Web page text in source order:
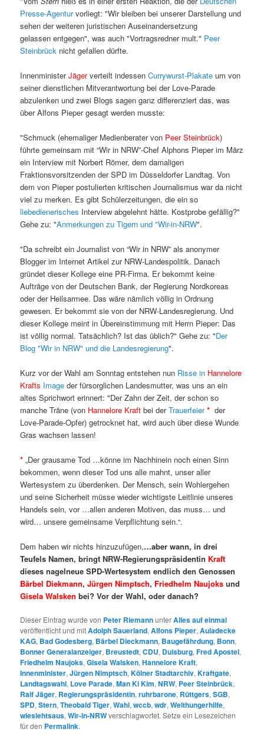
Presse-Agenturvorliegt: "Wir bleiben bei unserer Darstellung und
sehen der weiteren juristischen Auseinandersetzung
gelassen entgegen", was auch "Vortragsredner mult." Peer
Steinbrück nicht gefallen dürfte.
InnenministerJägerverteilt indessenCurrywurst-Plakateum von
seiner dienstlichen Mitverantwortung bei der Love-Parade
abzulenken und zwei Blogs sagen ganz differenziert das, was
über Alfons Pieper gesagt werden musste:
"Schmuck (ehemaliger Medienberater von Peer Steinbrück)
führte gemeinsam mit “Wir in NRW”-Chef Alphons Pieper im März
ein Interview mit Norbert Römer, dem damaligen
Fraktionsvorsitzenden der SPD im Düsseldorfer Landtag. Von
dem von Pieper postulierten kritischen Journalismus war da nicht
viel zu merken. Es gibt Schülerzeitungen, die ein so
liebedienerisches Interview abgelehnt hätte. Kostprobe gefällig?"
Gehe zu: "Anmerkungen zu Tigern und "Wir-in-NRW".
"Da schreibt ein Journalist von “Wir in NRW” als anonymer
Blogger im Internet Artikel zur NRW-Landespolitik. Danach
gründet dieser Kollege eine PR-Firma. Er bekommt keine
Aufträge von der Deutschen Bank, der Regierung Nordkoreas
oder der Heilsarmee. Das wäre nämlich völlig in Ordnung
gewesen. Er bekommt sie von der NRW-Landesregierung. Und
dieser Kollege meint in Übereinstimmung mit Herrn Pieper: Das
ist völlig normal. Tatsächlich? Ist das üblich?" Gehe zu: "Der
Blog "Wir in NRW" und die Landesregierung".
Kurz vor der Wahl am Sonntag entstehen nun Risse in Hannelore
Krafts Imageder fürsorglichen Landesmutter, was uns an ein
altes Sprichwort erinnert: "Der Zahn der Zeit, der schon so
manche Träne (von Hannelore Kraft bei derTrauerfeier * der
Love-Parade-Opfer) getrocknet hat, wird auch über diese Wunde
Gras wachsen lassen!
* „Der grausame Tod …könne im Nachhinein noch einen Sinn
bekommen, wenn dieser Tod uns alle mahnt, unser aller
Wertesystem zu überdenken. Der Mensch, sein Wohlergehen
und seine Sicherheit müsse wieder wichtigste Leitlinie unseres
Handels sein, vor …allen anderen Motiven, das muss… und
wird… unsere gemeinsame Verpflichtung sein.“.
Dem haben wir nichts hinzuzufügen,…aber wann, in drei
Teufels Namen, bringt NRW-Regierungspräsidentin Kraft
dieses nagelneue SPD-Wertesystem endlich den Genossen
Bärbel Diekmann,Jürgen Nimptsch, Friedhelm Naujoks und
Gisela Walsken bei? Vor der Wahl, oder danach?
Dieser Eintrag wurde von Peter RiemannunterAlles auf einmal
veröffentlicht und mitAdolph Sauerland,Alfons Pieper,Auladecke
KAG, Bad Godesberg, Bärbel Dieckmann, Baugefährdung, Bonn,
Bonner Generalanzeiger, Breustedt,CDU, Duisburg,Fred Apostel,
Friedhelm Naujoks,Gisela Walsken,Hannelore Kraft,
Innenminister,Jürgen Nimptsch,Kölner Stadtarchiv,Kraftgate,
Landtagswahl, Love Parade,Man Ki Kim,NRW, Peer Steinbrück,
Ralf Jäger, Regierungspräsidentin,ruhrbarone, Rüttgers,SGB,
SPD,Stern,Theobald Tiger,Wahl,wccb,wdr,Welthungerhilfe,
wiesiehtsaus,Wir-in-NRWverschlagwortet. Setze ein Lesezeichen
für den Permalink.